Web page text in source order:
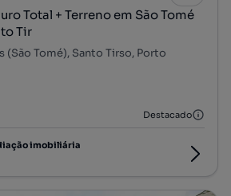
Total + Terreno em São Tomé
Tir
(São Tomé), Santo Tirso, Porto
Destacado
imobiliária